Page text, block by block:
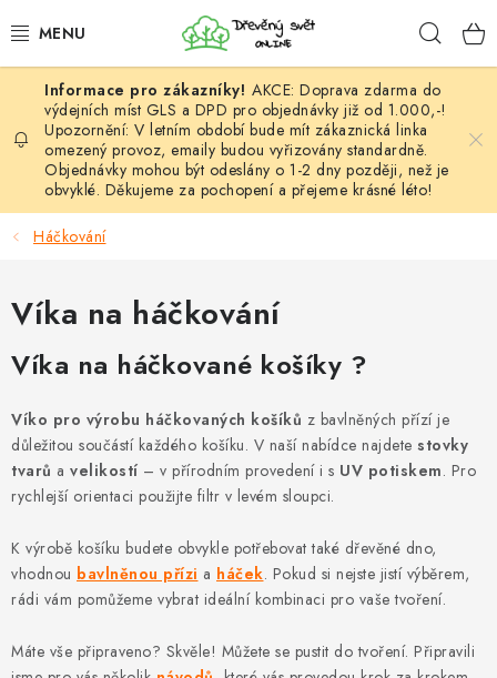
na
HÁČKOVÁNÍ
VYPLÉTÁNÍ
PŘÍZE
DOPLŇKY
GALANTERIE A LÁTKY
DÁRKY
VELKOOBCHOD
Kontakt
Moje objednávka
Obchodní podmínky
AKCE: Doprava zdarma do
výdejních míst GLS a DPD pro objednávky již od 1.000,-!
Upozornění: V letním období bude mít zákaznická linka
omezený provoz, emaily budou vyřizovány standardně.
Objednávky mohou být odeslány o 1-2 dny později, než je
obvyklé. Děkujeme za pochopení a přejeme krásné léto!
Háčkování
Víka na háčkování
Víka na háčkované košíky ?
Víko pro výrobu háčkovaných košíků z bavlněných přízí je
důležitou součástí každého košíku. V naší nabídce najdete stovky
tvarů a velikostí – v přírodním provedení i s UV potiskem. Pro
rychlejší orientaci použijte filtr v levém sloupci.
K výrobě košíku budete obvykle potřebovat také dřevěné dno,
vhodnou bavlněnou přízi a háček. Pokud si nejste jistí výběrem,
rádi vám pomůžeme vybrat ideální kombinaci pro vaše tvoření.
Máte vše připraveno? Skvěle! Můžete se pustit do tvoření. Připravili